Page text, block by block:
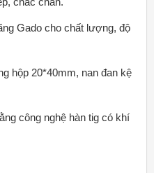
Gado cho chất lượng, độ
hộp 20*40mm, nan đan kệ
công nghệ hàn tig có khí